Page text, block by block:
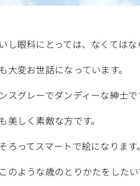
し眼科にとっては、なくては
大変お世話になっています。
スグレーでダンディーな紳士で
美しく素敵な方です。
ろってスマートで絵になります。
のような歳のとりかたをしたい